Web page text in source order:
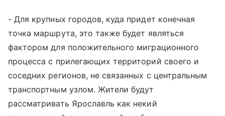
- Для крупных городов, куда придет конечная
точка маршрута, это также будет являться
фактором для положительного миграционного
процесса с прилегающих территорий своего и
соседних регионов, не связанных с центральным
транспортным узлом. Жители будут
рассматривать Ярославль как некий